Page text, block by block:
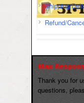
Shipping/
Refund/
Max
Thank you for
questions,